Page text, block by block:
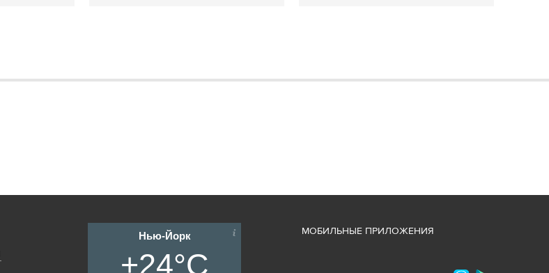
Нью-Йорк
+24°C
МОБИЛЬНЫЕ ПРИЛОЖЕНИЯ